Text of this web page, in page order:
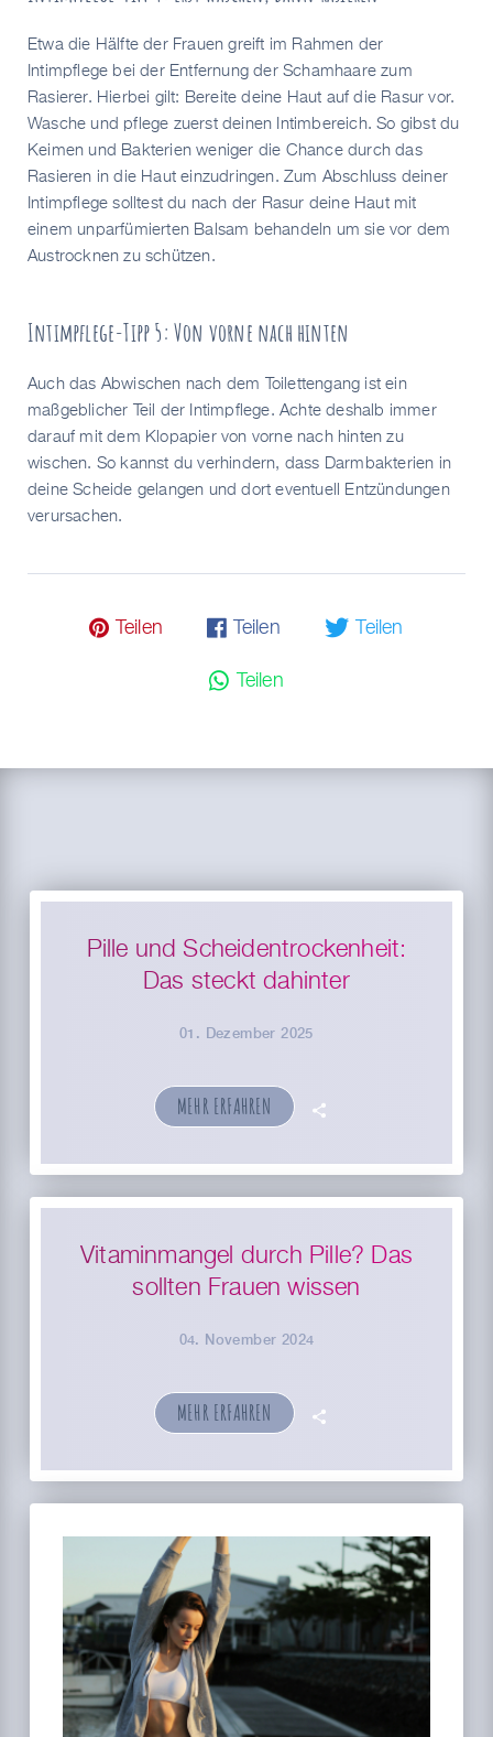
Etwa die Hälfte der Frauen greift im Rahmen der
Intimpflege bei der Entfernung der Schamhaare zum
Rasierer. Hierbei gilt: Bereite deine Haut auf die Rasur vor.
Wasche und pflege zuerst deinen Intimbereich. So gibst du
Keimen und Bakterien weniger die Chance durch das
Rasieren in die Haut einzudringen. Zum Abschluss deiner
Intimpflege solltest du nach der Rasur deine Haut mit
einem unparfümierten Balsam behandeln um sie vor dem
Austrocknen zu schützen.
Intimpflege-Tipp 5: Von vorne nach hinten
Auch das Abwischen nach dem Toilettengang ist ein
maßgeblicher Teil der Intimpflege. Achte deshalb immer
darauf mit dem Klopapier von vorne nach hinten zu
wischen. So kannst du verhindern, dass Darmbakterien in
deine Scheide gelangen und dort eventuell Entzündungen
verursachen.
𝓟 Teilen 𝗳 Teilen 🐦 Teilen
💬 Teilen
Pille und Scheidentrockenheit:
Das steckt dahinter
01. Dezember 2025
MEHR ERFAHREN 🗣
Vitaminmangel durch Pille? Das
sollten Frauen wissen
04. November 2024
MEHR ERFAHREN 🗣